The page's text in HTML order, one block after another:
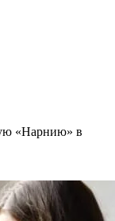
«Нарнию» в